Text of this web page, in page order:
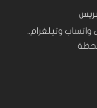
وتيلغرام..